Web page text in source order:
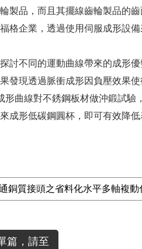
製品，而且其擺線齒輪製品的
格企業，透過使用伺服成形設
討不同的運動曲線帶來的成形
發現透過脈衝成形因負壓效果
形曲線對不銹鋼板材做沖鍛試
成形低碳鋼圓杯，即可有效降
銅質接頭之省料化水平多軸複
篇，請至